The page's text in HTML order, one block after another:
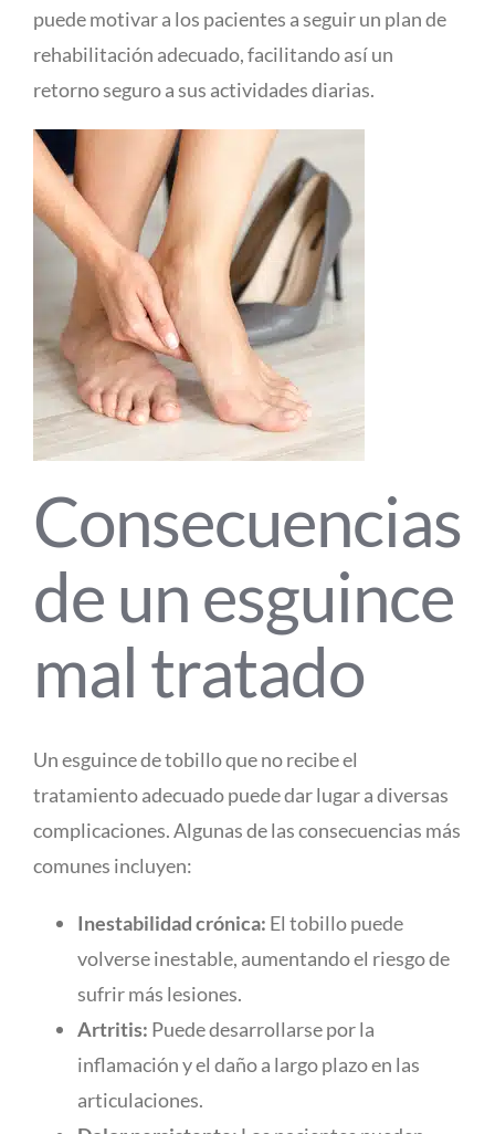
puede motivar a los pacientes a seguir un plan de
rehabilitación adecuado, facilitando así un
retorno seguro a sus actividades diarias.
Consecuencias
de un esguince
mal tratado
Un esguince de tobillo que no recibe el
tratamiento adecuado puede dar lugar a diversas
complicaciones. Algunas de las consecuencias más
comunes incluyen:
Inestabilidad crónica: El tobillo puede
volverse inestable, aumentando el riesgo de
sufrir más lesiones.
Artritis: Puede desarrollarse por la
inflamación y el daño a largo plazo en las
articulaciones.